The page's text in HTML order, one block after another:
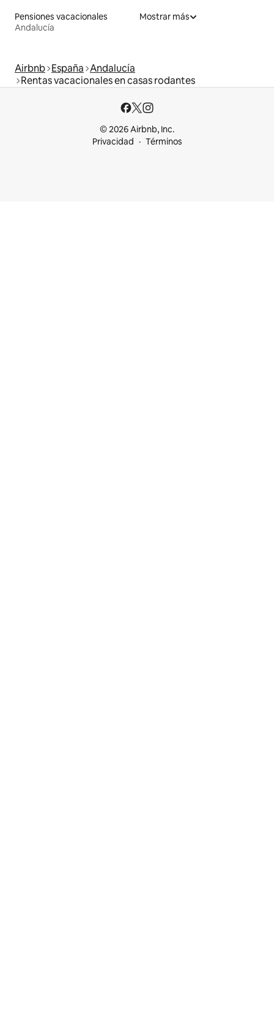
Pensiones vacacionales
Andalucía
Mostrar más
Airbnb España Andalucía
Rentas vacacionales en casas rodantes
© 2026 Airbnb, Inc.
Privacidad
Términos